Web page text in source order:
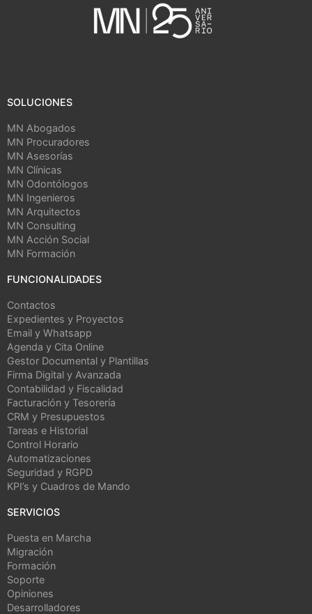
SOLUCIONES
MN Abogados
MN Procuradores
MN Asesorías
MN Clínicas
MN Odontólogos
MN Ingenieros
MN Arquitectos
MN Consulting
MN Acción Social
MN Formación
FUNCIONALIDADES
Contactos
Expedientes y Proyectos
Email y Whatsapp
Agenda y Cita Online
Gestor Documental y Plantillas
Firma Digital y Avanzada
Contabilidad y Fiscalidad
Facturación y Tesorería
CRM y Presupuestos
Tareas e Historial
Control Horario
Automatizaciones
Seguridad y RGPD
KPI’s y Cuadros de Mando
SERVICIOS
Puesta en Marcha
Migración
Formación
Soporte
Opiniones
Desarrolladores